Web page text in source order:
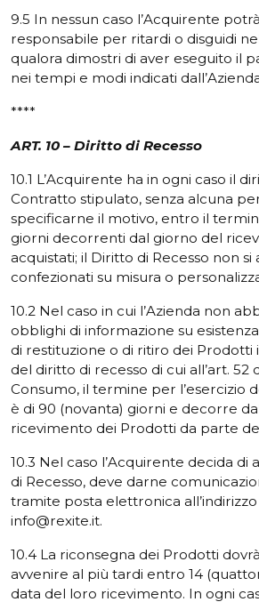
9.5 In nessun caso l’Acquirente
responsabile per ritardi o disguidi
qualora dimostri di aver eseguito il
nei tempi e modi indicati
****
ART. 10 – Diritto di Recesso
10.1 L’Acquirente ha in ogni caso il
Contratto stipulato, senza alcuna
specificarne il motivo, entro il
giorni decorrenti dal giorno del
acquistati; il Diritto di Recesso non
confezionati su misura o
10.2 Nel caso in cui l’Azienda non
obblighi di informazione su
di restituzione o di ritiro dei Prodotti
del diritto di recesso di cui all’art. 52
Consumo, il termine per l’esercizio
è di 90 (novanta) giorni e decorre
ricevimento dei Prodotti da parte
10.3 Nel caso l’Acquirente decida di
di Recesso, deve darne
tramite posta elettronica
info@rexite.it.
10.4 La riconsegna dei Prodotti
avvenire al più tardi entro 14
data del loro ricevimento. In ogni